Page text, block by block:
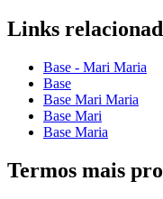
Links
Base - Mari Maria
Base
Base Mari Maria
Base Mari
Base Maria
Termos mais